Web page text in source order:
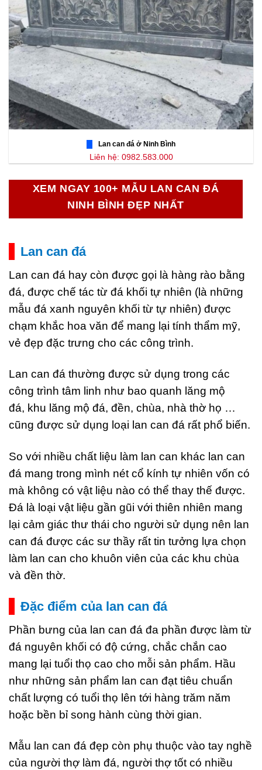
Lan can đá ở Ninh Bình
Liên hệ: 0982.583.000
XEM NGAY 100+ MẪU LAN CAN ĐÁ
NINH BÌNH ĐẸP NHẤT
Lan can đá
Lan can đá hay còn được gọi là hàng rào bằng
đá, được chế tác từ đá khối tự nhiên (là những
mẫu đá xanh nguyên khối từ tự nhiên) được
chạm khắc hoa văn để mang lại tính thẩm mỹ,
vẻ đẹp đặc trưng cho các công trình.
Lan can đá thường được sử dụng trong các
công trình tâm linh như bao quanh lăng mộ
đá, khu lăng mộ đá, đền, chùa, nhà thờ họ …
cũng được sử dụng loại lan can đá rất phổ biến.
So với nhiều chất liệu làm lan can khác lan can
đá mang trong mình nét cổ kính tự nhiên vốn có
mà không có vật liệu nào có thể thay thế được.
Đá là loại vật liệu gần gũi với thiên nhiên mang
lại cảm giác thư thái cho người sử dụng nên lan
can đá được các sư thầy rất tin tưởng lựa chọn
làm lan can cho khuôn viên của các khu chùa
và đền thờ.
Đặc điểm của lan can đá
Phần bưng của lan can đá đa phần được làm từ
đá nguyên khối có độ cứng, chắc chắn cao
mang lại tuổi thọ cao cho mỗi sản phẩm. Hầu
như những sản phẩm lan can đạt tiêu chuẩn
chất lượng có tuổi thọ lên tới hàng trăm năm
hoặc bền bỉ song hành cùng thời gian.
Mẫu lan can đá đẹp còn phụ thuộc vào tay nghề
của người thợ làm đá, người thợ tốt có nhiều